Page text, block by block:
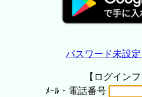
パスワード未設
【ログイン
ﾒｰﾙ・電話番号